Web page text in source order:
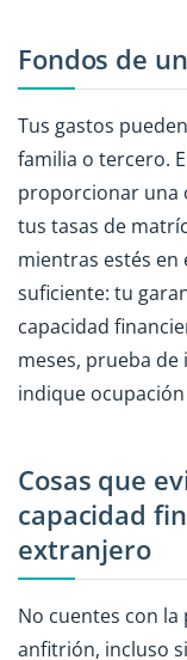
Fondos de
Tus gastos
familia o tercero.
proporcionar una
tus tasas de
mientras estés en
suficiente: tu
capacidad
meses, prueba
indique
Cosas que
capacidad
extranjero
No cuentes con
anfitrión, incluso